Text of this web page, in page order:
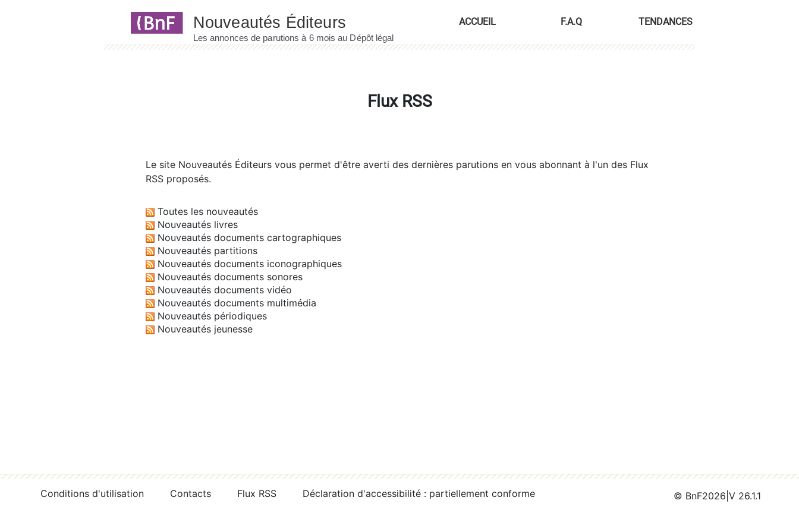
ACCUEIL F.A.Q TENDANCES
Flux RSS
Le site Nouveautés Éditeurs vous permet d'être averti des dernières parutions en vous abonnant à l'un des Flux
RSS proposés.
Toutes les nouveautés
Nouveautés livres
Nouveautés documents cartographiques
Nouveautés partitions
Nouveautés documents iconographiques
Nouveautés documents sonores
Nouveautés documents vidéo
Nouveautés documents multimédia
Nouveautés périodiques
Nouveautés jeunesse
Conditions d'utilisation Contacts Flux RSS Déclaration d'accessibilité : partiellement conforme © BnF2026 V 26.1.1